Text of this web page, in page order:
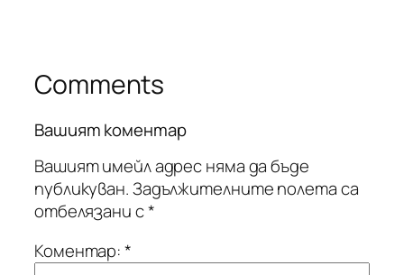
Comments
Вашият коментар
Вашият имейл адрес няма да бъде
публикуван.Задължителните полета са
отбелязани с*
Коментар:*